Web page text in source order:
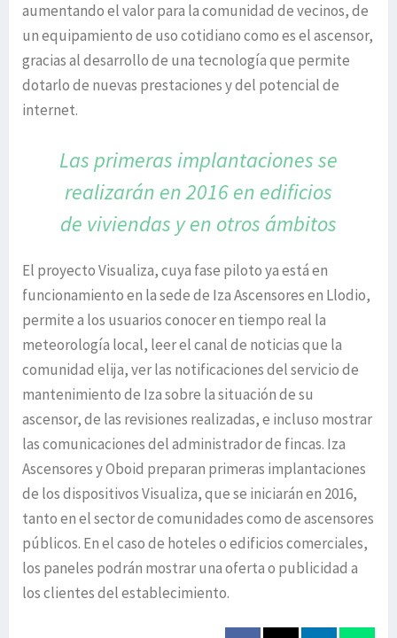
aumentando el valor para la comunidad de vecinos, de
un equipamiento de uso cotidiano como es el ascensor,
gracias al desarrollo de una tecnología que permite
dotarlo de nuevas prestaciones y del potencial de
internet.
Las primeras implantaciones se
realizarán en 2016 en edificios
de viviendas y en otros ámbitos
El proyecto Visualiza, cuya fase piloto ya está en
funcionamiento en la sede de Iza Ascensores en Llodio,
permite a los usuarios conocer en tiempo real la
meteorología local, leer el canal de noticias que la
comunidad elija, ver las notificaciones del servicio de
mantenimiento de Iza sobre la situación de su
ascensor, de las revisiones realizadas, e incluso mostrar
las comunicaciones del administrador de fincas. Iza
Ascensores y Oboid preparan primeras implantaciones
de los dispositivos Visualiza, que se iniciarán en 2016,
tanto en el sector de comunidades como de ascensores
públicos. En el caso de hoteles o edificios comerciales,
los paneles podrán mostrar una oferta o publicidad a
los clientes del establecimiento.